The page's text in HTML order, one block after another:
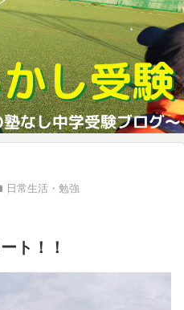
日常生活・勉強
ト！！